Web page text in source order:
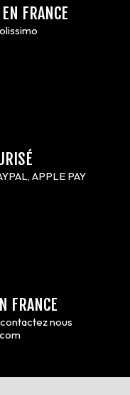
FRANCE
APPLE PAY
FRANCE
nous